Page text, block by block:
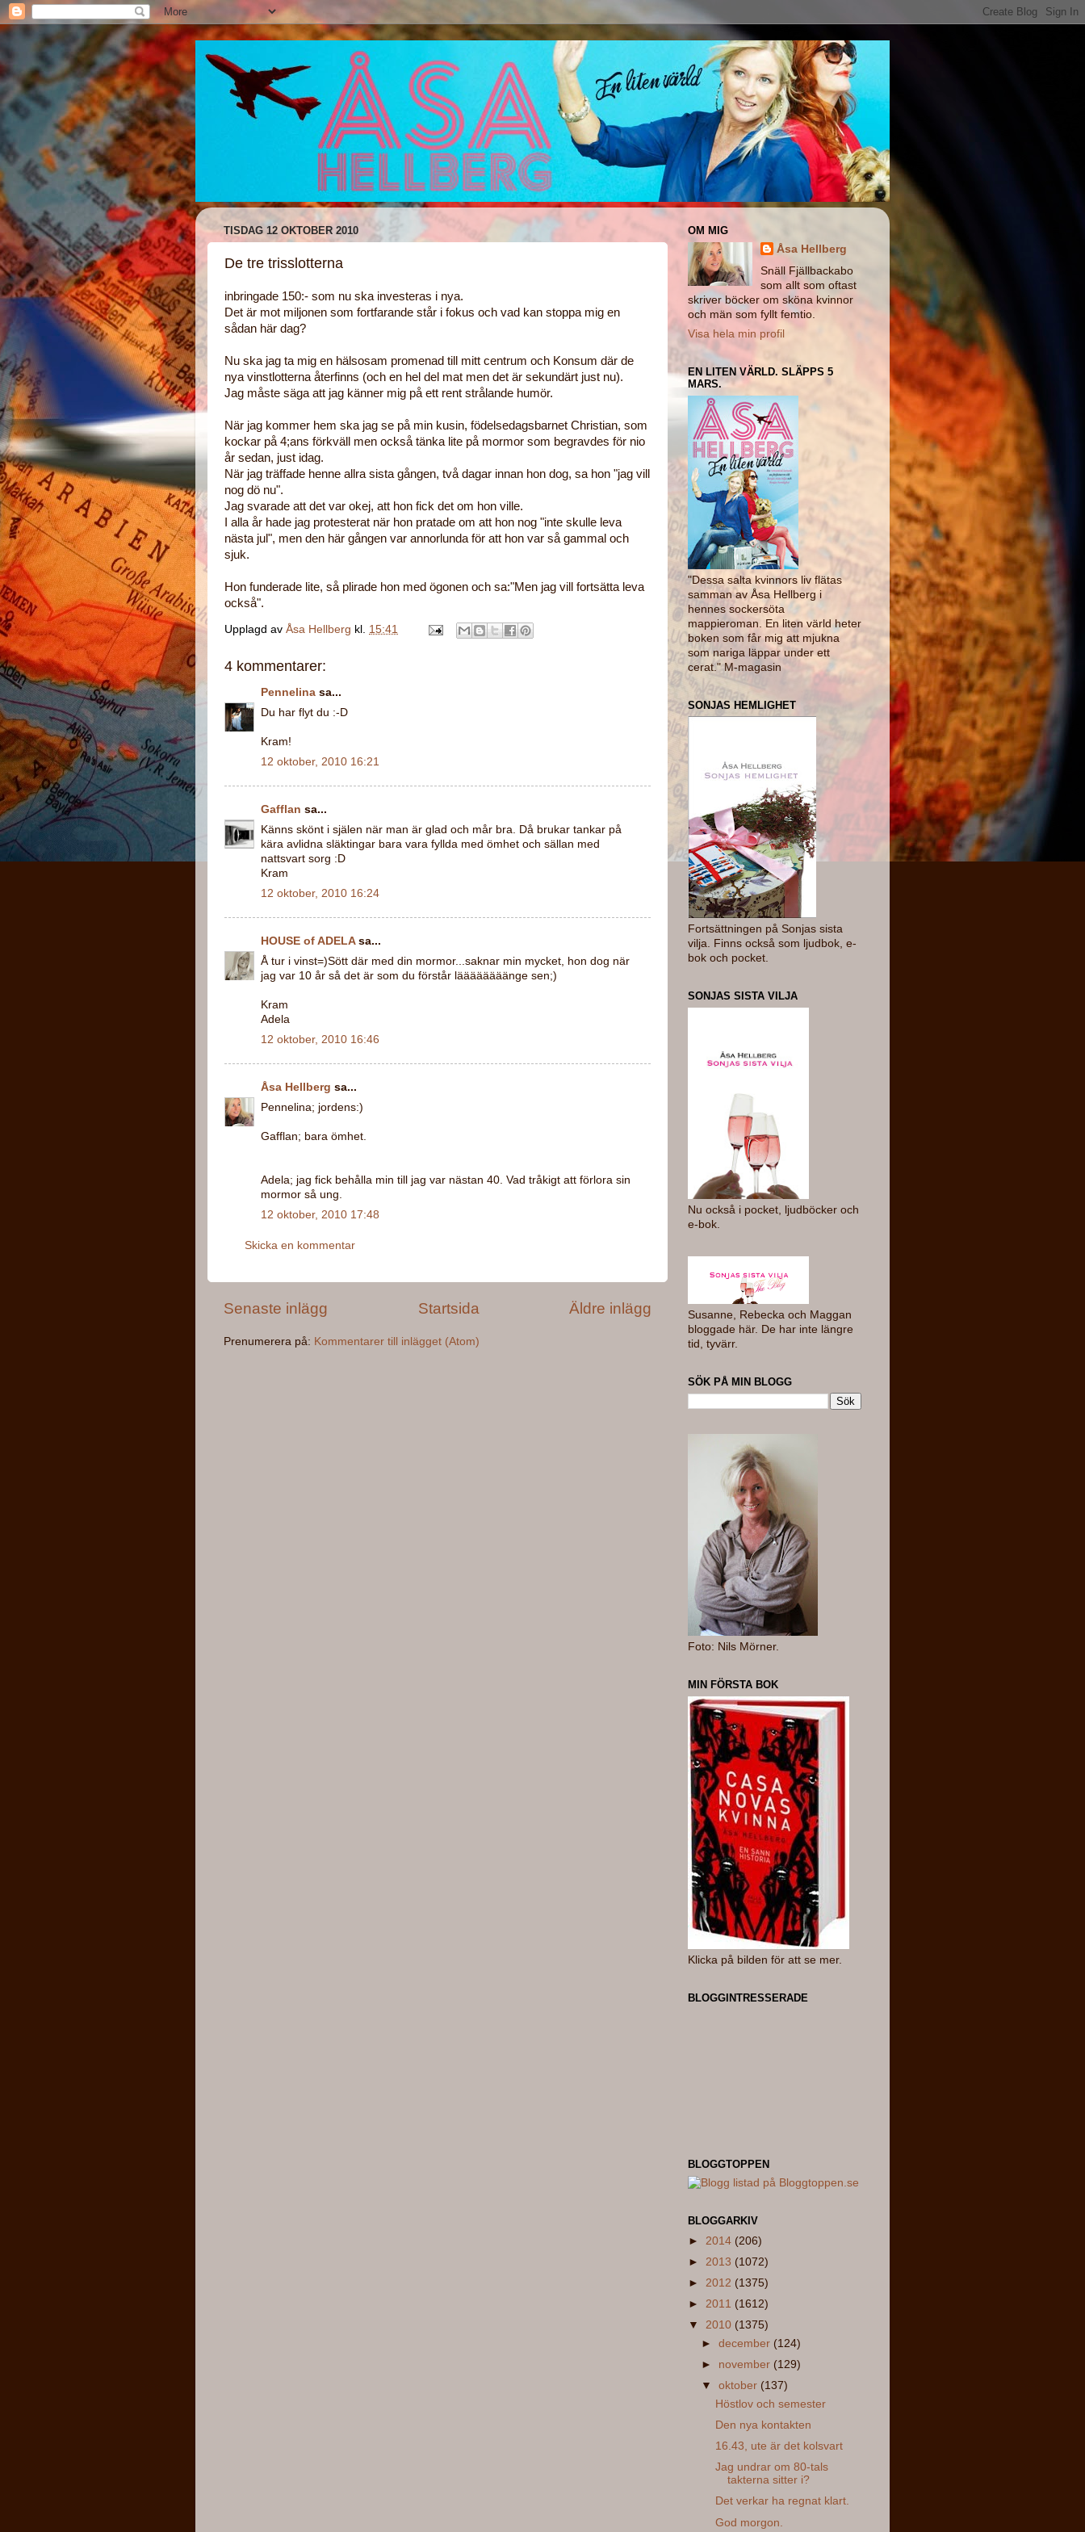
TISDAG 12 OKTOBER 2010
De tre trisslotterna
inbringade 150:- som nu ska investeras i nya.
Det är mot miljonen som fortfarande står i fokus och vad kan stoppa mig en
sådan här dag?
Nu ska jag ta mig en hälsosam promenad till mitt centrum och Konsum där de
nya vinstlotterna återfinns (och en hel del mat men det är sekundärt just nu).
Jag måste säga att jag känner mig på ett rent strålande humör.
När jag kommer hem ska jag se på min kusin, födelsedagsbarnet Christian, som
kockar på 4;ans förkväll men också tänka lite på mormor som begravdes för nio
år sedan, just idag.
När jag träffade henne allra sista gången, två dagar innan hon dog, sa hon "jag vill
nog dö nu".
Jag svarade att det var okej, att hon fick det om hon ville.
I alla år hade jag protesterat när hon pratade om att hon nog "inte skulle leva
nästa jul", men den här gången var annorlunda för att hon var så gammal och
sjuk.
Hon funderade lite, så plirade hon med ögonen och sa:"Men jag vill fortsätta leva
också".
Upplagd av Åsa Hellberg kl. 15:41
4 kommentarer:
Pennelina sa...
Du har flyt du :-D
Kram!
12 oktober, 2010 16:21
Gafflan sa...
Känns skönt i själen när man är glad och mår bra. Då brukar tankar på
kära avlidna släktingar bara vara fyllda med ömhet och sällan med
nattsvart sorg :D
Kram
12 oktober, 2010 16:24
HOUSE of ADELAsa...
Å tur i vinst=)Sött där med din mormor...saknar min mycket, hon dog när
jag var 10 år så det är som du förstår läääääääänge sen;)
Kram
Adela
12 oktober, 2010 16:46
Åsa Hellberg sa...
Pennelina; jordens:)
Gafflan; bara ömhet.
Adela; jag fick behålla min till jag var nästan 40. Vad tråkigt att förlora sin
mormor så ung.
12 oktober, 2010 17:48
Skicka en kommentar
Senaste inlägg Äldre inlägg
Startsida
Prenumerera på: Kommentarer till inlägget (Atom)
OM MIG
Åsa Hellberg
Snäll Fjällbackabo
som allt som oftast
skriver böcker om sköna kvinnor
och män som fyllt femtio.
Visa hela min profil
EN LITEN VÄRLD. SLÄPPS 5
MARS.
"Dessa salta kvinnors liv flätas
samman av Åsa Hellberg i
hennes sockersöta
mappieroman. En liten värld heter
boken som får mig att mjukna
som nariga läppar under ett
cerat." M-magasin
SONJAS HEMLIGHET
Fortsättningen på Sonjas sista
vilja. Finns också som ljudbok, e-
bok och pocket.
SONJAS SISTA VILJA
Nu också i pocket, ljudböcker och
e-bok.
Susanne, Rebecka och Maggan
bloggade här. De har inte längre
tid, tyvärr.
SÖK PÅ MIN BLOGG
Foto: Nils Mörner.
MIN FÖRSTA BOK
Klicka på bilden för att se mer.
BLOGGINTRESSERADE
BLOGGTOPPEN
BLOGGARKIV
► 2014 (206)
► 2013 (1072)
► 2012 (1375)
► 2011 (1612)
▼ 2010 (1375)
►december (124)
► november (129)
▼oktober (137)
Höstlov och semester
Den nya kontakten
16.43, ute är det kolsvart
Jag undrar om 80-tals
takterna sitter i?
Det verkar ha regnat klart.
God morgon.